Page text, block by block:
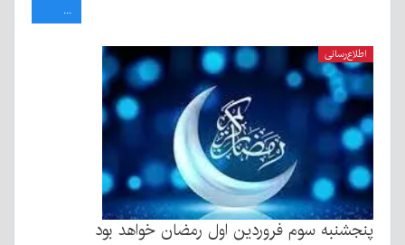
...
اطلاع‌رسانی
پنجشنبه سوم فروردین اول رمضان خواهد بود